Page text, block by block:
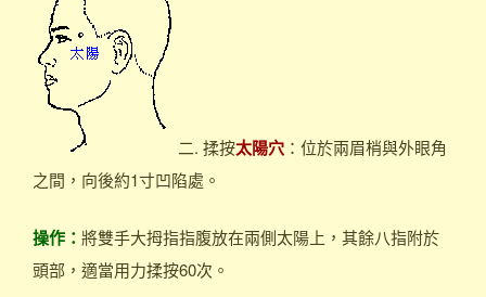
二. 揉按太陽穴 ：位於兩眉梢與外眼角
之間，向後約1寸凹陷處。
操作： 將雙手大拇指指腹放在兩側太陽上，其餘八指附於
頭部，適當用力揉按60次。